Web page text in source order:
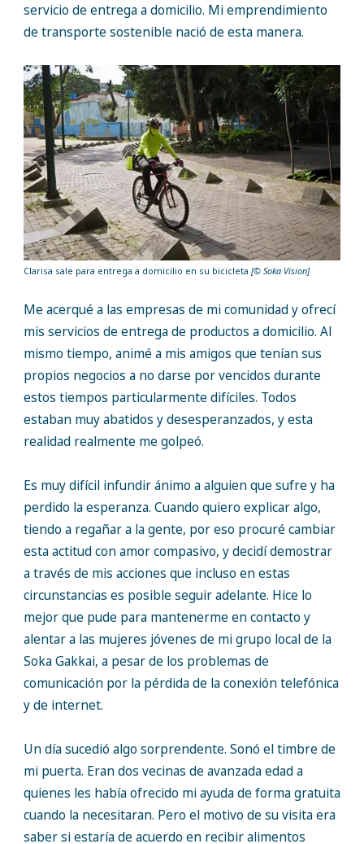
servicio de entrega a domicilio. Mi emprendimiento
de transporte sostenible nació de esta manera.
Clarisa sale para entrega a domicilio en su bicicleta [© Soka Vision]
Me acerqué a las empresas de mi comunidad y ofrecí
mis servicios de entrega de productos a domicilio. Al
mismo tiempo, animé a mis amigos que tenían sus
propios negocios a no darse por vencidos durante
estos tiempos particularmente difíciles. Todos
estaban muy abatidos y desesperanzados, y esta
realidad realmente me golpeó.
Es muy difícil infundir ánimo a alguien que sufre y ha
perdido la esperanza. Cuando quiero explicar algo,
tiendo a regañar a la gente, por eso procuré cambiar
esta actitud con amor compasivo, y decidí demostrar
a través de mis acciones que incluso en estas
circunstancias es posible seguir adelante. Hice lo
mejor que pude para mantenerme en contacto y
alentar a las mujeres jóvenes de mi grupo local de la
Soka Gakkai, a pesar de los problemas de
comunicación por la pérdida de la conexión telefónica
y de internet.
Un día sucedió algo sorprendente. Sonó el timbre de
mi puerta. Eran dos vecinas de avanzada edad a
quienes les había ofrecido mi ayuda de forma gratuita
cuando la necesitaran. Pero el motivo de su visita era
saber si estaría de acuerdo en recibir alimentos